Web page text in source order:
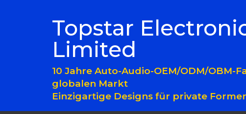
Topstar
Limited
10 Jahre Auto-Audio-OEM/ODM/OBM-
globalen Markt
Einzigartige Designs für private